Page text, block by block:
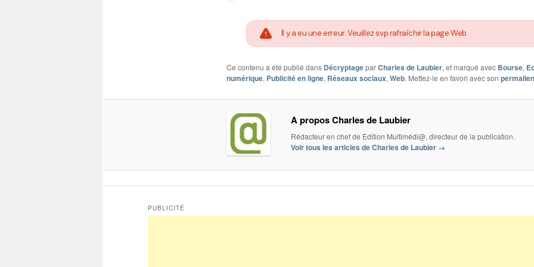
Il y a eu une erreur. Veuillez svp rafraîchir la page Web.
Ce contenu a été publié dans DécryptageparCharles de Laubier, et marqué avec Bourse,
numérique, Publicité en ligne, Réseaux sociaux, Web. Mettez-le en favori avec son permalien
A propos Charles de Laubier
Rédacteur en chef de Edition Multimédi@, directeur de la publication.
Voir tous les articles de Charles de Laubier →
PUBLICITÉ